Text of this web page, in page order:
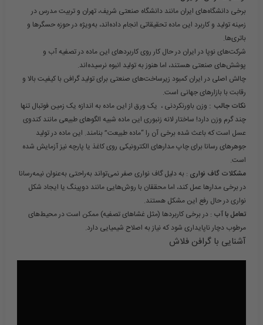
برخی دانشگاه‌های ایران مانند دانشگاه صنعتی شریف، تهران و تربیت مدرس در
زمینه تولید و کاربرد این ماده تحقیقاتی انجام داده‌اند، به‌ویژه در حوزه حسگرها و
باتری‌ها.
شرکت‌های نوپا در ایران در حال کار روی کاربردهای این ماده در تصفیه آب و
پوشش‌های صنعتی هستند، اما هنوز به تولید انبوه نرسیده‌اند.
چالش اصلی در ایران کمبود زیرساخت‌های صنعتی برای تولید گرافن با کیفیت بالا و
رقابت با بازارهای جهانی است.
نکات جالب : وزن باورنکردنی ، یک ورق از این ماده به اندازه یک زمین فوتبال تنها
چند گرم وزن دارد! ساختار لانه زنبوری این ماده شبیه الگوهای طبیعی مانند کندوی
عسل است که باعث شده برخی آن را “ماده طبیعت” بنامند. این ماده در تولید
جوهرهای رسانا برای چاپ مدارهای الکترونیکی روی کاغذ یا پارچه نیز آزمایش شده
است.
مشکلات گاف نواری : به دلیل گاف نواری صفر نمی‌تواند به‌راحتی به‌عنوان نیمه‌رسانا
در برخی مدارها عمل کند، اما محققان با روش‌هایی مانند دوپینگ یا ایجاد شکل
نواری در حال رفع این مشکل هستند.
تعامل با آب : در برخی کاربردها (مثل غشاهای تصفیه) ممکن است در محیط‌های
مرطوب دچار ناپایداری شود که نیاز به اصلاح شیمیایی دارد.
آشنایی با گرافن فلاش